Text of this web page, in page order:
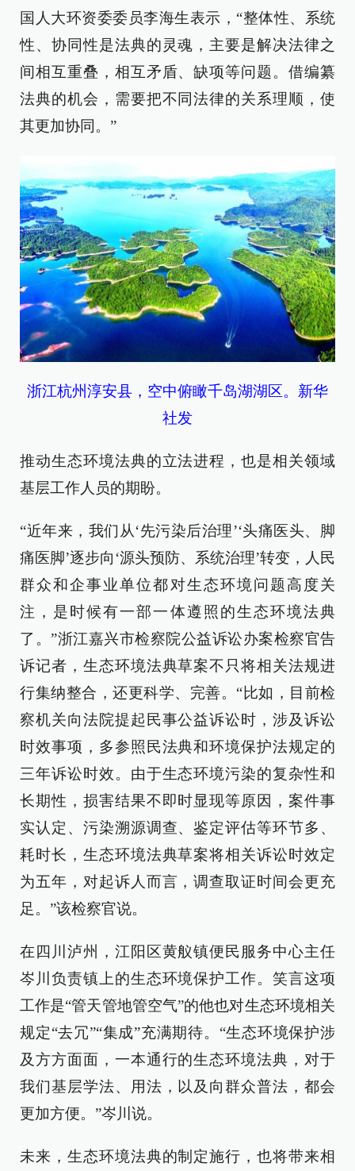
国人大环资委委员李海生表示，“整体性、系统
性、协同性是法典的灵魂，主要是解决法律之
间相互重叠，相互矛盾、缺项等问题。借编纂
法典的机会，需要把不同法律的关系理顺，使
其更加协同。”
浙江杭州淳安县，空中俯瞰千岛湖湖区。新华
社发
推动生态环境法典的立法进程，也是相关领域
基层工作人员的期盼。
“近年来，我们从‘先污染后治理’‘头痛医头、脚
痛医脚’逐步向‘源头预防、系统治理’转变，人民
群众和企事业单位都对生态环境问题高度关
注，是时候有一部一体遵照的生态环境法典
了。”浙江嘉兴市检察院公益诉讼办案检察官告
诉记者，生态环境法典草案不只将相关法规进
行集纳整合，还更科学、完善。“比如，目前检
察机关向法院提起民事公益诉讼时，涉及诉讼
时效事项，多参照民法典和环境保护法规定的
三年诉讼时效。由于生态环境污染的复杂性和
长期性，损害结果不即时显现等原因，案件事
实认定、污染溯源调查、鉴定评估等环节多、
耗时长，生态环境法典草案将相关诉讼时效定
为五年，对起诉人而言，调查取证时间会更充
足。”该检察官说。
在四川泸州，江阳区黄舣镇便民服务中心主任
岑川负责镇上的生态环境保护工作。笑言这项
工作是“管天管地管空气”的他也对生态环境相关
规定“去冗”“集成”充满期待。“生态环境保护涉
及方方面面，一本通行的生态环境法典，对于
我们基层学法、用法，以及向群众普法，都会
更加方便。”岑川说。
未来，生态环境法典的制定施行，也将带来相